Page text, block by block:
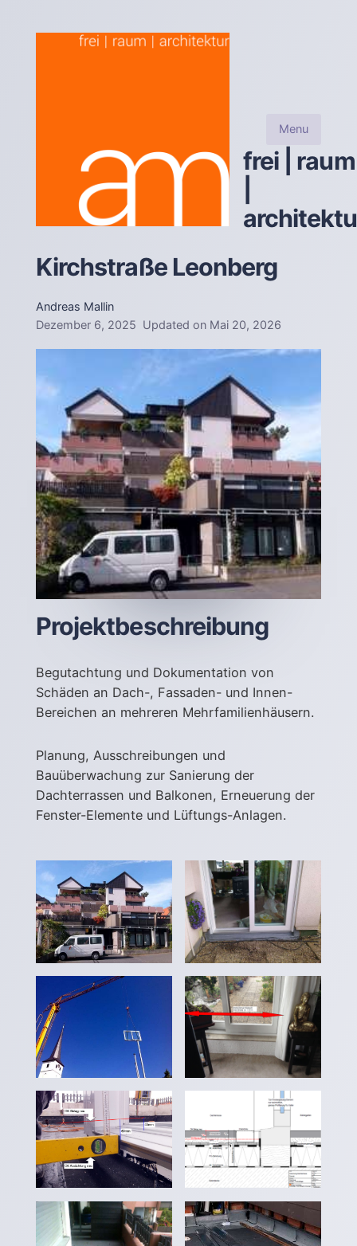
frei | raum
Menu
Kirchstraße Leonberg
Andreas Mallin
Dezember 6, 2025 Updated on Mai 20, 2026
Projektbeschreibung
Begutachtung und Dokumentation von
Schäden an Dach-, Fassaden- und Innen-
Bereichen an mehreren Mehrfamilienhäusern.
Planung, Ausschreibungen und
Bauüberwachung zur Sanierung der
Dachterrassen und Balkonen, Erneuerung der
Fenster-Elemente und Lüftungs-Anlagen.